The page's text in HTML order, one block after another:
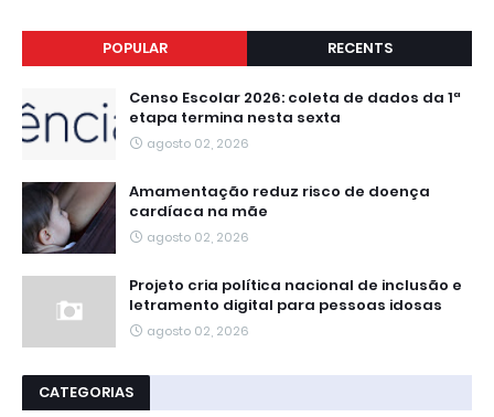
POPULAR RECENTS
Censo Escolar 2026: coleta de dados da 1ª
etapa termina nesta sexta
agosto 02, 2026
Amamentação reduz risco de doença
cardíaca na mãe
agosto 02, 2026
Projeto cria política nacional de inclusão e
letramento digital para pessoas idosas
agosto 02, 2026
CATEGORIAS